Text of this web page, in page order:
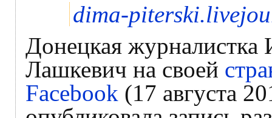
dima-
Донецкая журналистка
Лашкевич на своей
Facebook (17 августа